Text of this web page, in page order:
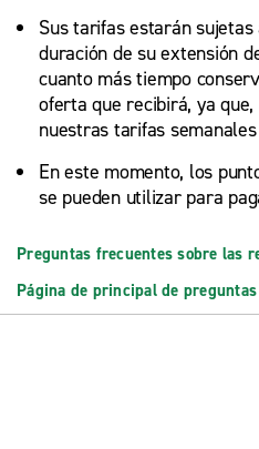
Sus tarifas estarán
duración de su extensión
cuanto más tiempo
oferta que recibirá, ya
nuestras tarifas
En este momento, los
se pueden utilizar para
Preguntas frecuentes sobre las
Página de principal de